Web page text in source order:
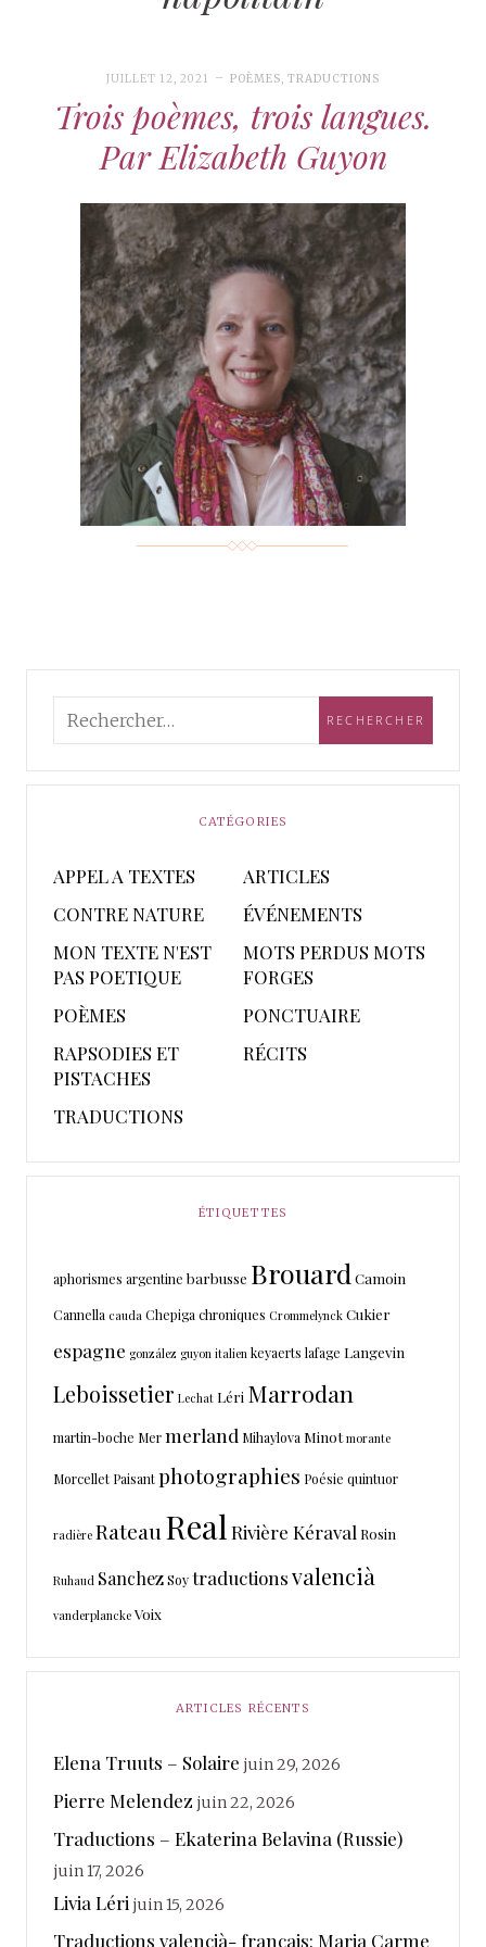
JUILLET 12, 2021 POÈMES,TRADUCTIONS
Trois poèmes, trois langues.
Par Elizabeth Guyon
CATÉGORIES
APPEL A TEXTES
ARTICLES
CONTRE NATURE
ÉVÉNEMENTS
MON TEXTE N'EST
PAS POETIQUE
MOTS PERDUS MOTS
FORGES
POÈMES
PONCTUAIRE
RAPSODIES ET
PISTACHES
RÉCITS
TRADUCTIONS
ÉTIQUETTES
aphorismes argentine barbusse Brouard Camoin
Cannella cauda Chepigachroniques Crommelynck Cukier
espagne gonzález guyon italien keyaerts lafage Langevin
Leboissetier Lechat Léri Marrodan
martin-boche Mermerland Mihaylova Minot morante
Morcellet Paisantphotographies Poésie quintuor
radière RateauReal Rivière Kéraval Rosin
Ruhaud SanchezSoytraductionsvalencià
vanderplancke Voix
ARTICLES RÉCENTS
Elena Truuts – Solaire juin 29, 2026
Pierre Melendez juin 22, 2026
Traductions – Ekaterina Belavina (Russie)
juin 17, 2026
Livia Léri juin 15, 2026
Traductions valencià- français: Maria Carme